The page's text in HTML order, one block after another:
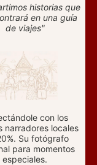
historias que
en una guía
de viajes"
con los
narradores locales
Su fotógrafo
para momentos
especiales.